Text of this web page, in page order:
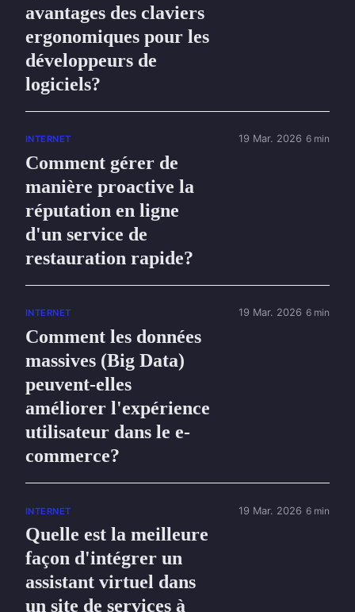
avantages des claviers
ergonomiques pour les
développeurs de
logiciels?
INTERNET
Comment gérer de
manière proactive la
réputation en ligne
d'un service de
restauration rapide?
19 Mar. 2026 6 min
INTERNET
Comment les données
massives (Big Data)
peuvent-elles
améliorer l'expérience
utilisateur dans le e-
commerce?
19 Mar. 2026 6 min
INTERNET
Quelle est la meilleure
façon d'intégrer un
assistant virtuel dans
un site de services à
19 Mar. 2026 6 min